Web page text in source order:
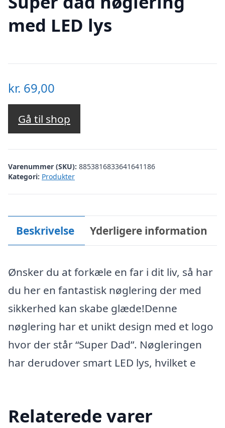
med LED lys
kr. 69,00
Gå til shop
Varenummer (SKU): 8853816833641641186
Kategori: Produkter
Beskrivelse Yderligere information
Ønsker du at forkæle en far i dit liv, så har
du her en fantastisk nøglering der med
sikkerhed kan skabe glæde!Denne
nøglering har et unikt design med et logo
hvor der står “Super Dad”. Nøgleringen
har derudover smart LED lys, hvilket e
Relaterede varer